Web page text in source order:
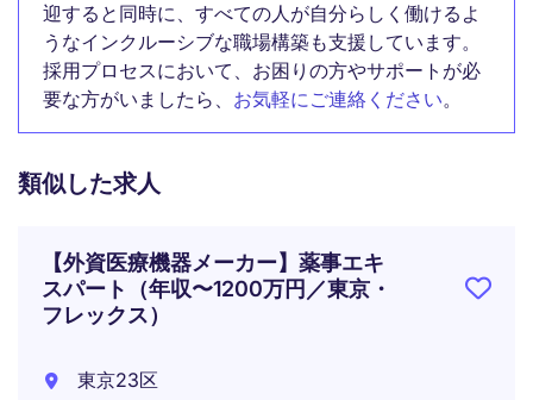
迎すると同時に、すべての人が自分らしく働けるよ
うなインクルーシブな職場構築も支援しています。
採用プロセスにおいて、お困りの方やサポートが必
要な方がいましたら、 お気軽にご連絡ください。
類似した求人
【外資医療機器メーカー】薬事エキ
スパート（年収〜1200万円／東京・
フレックス）
東京23区